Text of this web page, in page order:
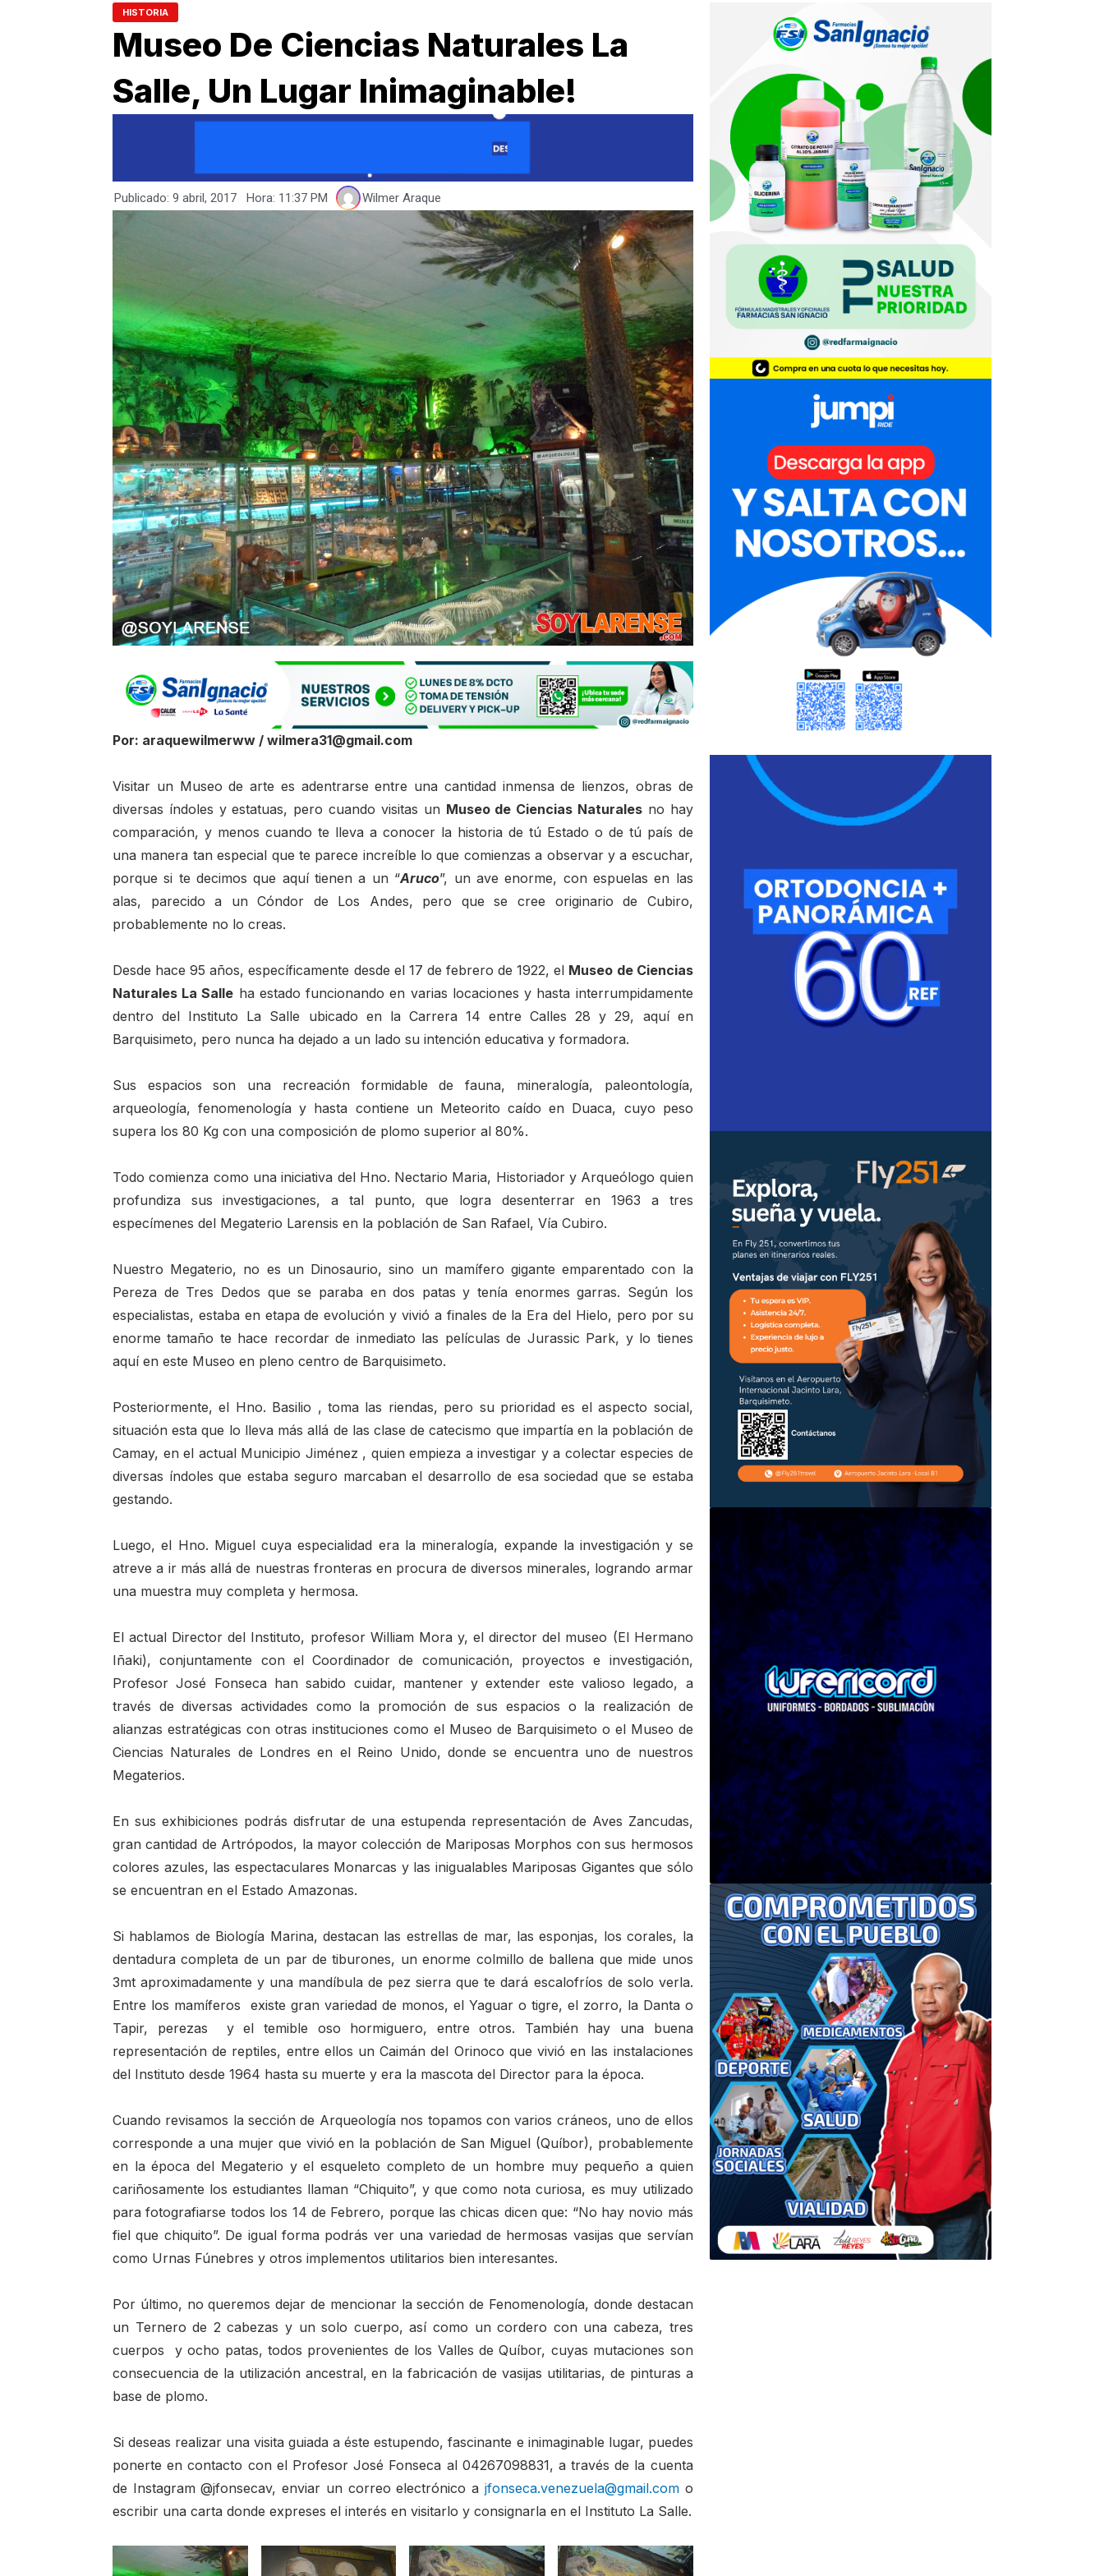
HISTORIA
Museo De Ciencias Naturales La
Salle, Un Lugar Inimaginable!
Publicado: 9 abril, 2017 Hora: 11:37 PM Wilmer Araque
Por: araquewilmerww / wilmera31@gmail.com
Visitar un Museo de arte es adentrarse entre una cantidad inmensa de lienzos, obras de
diversas índoles y estatuas, pero cuando visitas un Museo de Ciencias Naturales no hay
comparación, y menos cuando te lleva a conocer la historia de tú Estado o de tú país de
una manera tan especial que te parece increíble lo que comienzas a observar y a escuchar,
porque si te decimos que aquí tienen a un “Aruco”, un ave enorme, con espuelas en las
alas, parecido a un Cóndor de Los Andes, pero que se cree originario de Cubiro,
probablemente no lo creas.
Desde hace 95 años, específicamente desde el 17 de febrero de 1922, el Museo de Ciencias
Naturales La Salle ha estado funcionando en varias locaciones y hasta interrumpidamente
dentro del Instituto La Salle ubicado en la Carrera 14 entre Calles 28 y 29, aquí en
Barquisimeto, pero nunca ha dejado a un lado su intención educativa y formadora.
Sus espacios son una recreación formidable de fauna, mineralogía, paleontología,
arqueología, fenomenología y hasta contiene un Meteorito caído en Duaca, cuyo peso
supera los 80 Kg con una composición de plomo superior al 80%.
Todo comienza como una iniciativa del Hno. Nectario Maria, Historiador y Arqueólogo quien
profundiza sus investigaciones, a tal punto, que logra desenterrar en 1963 a tres
especímenes del Megaterio Larensis en la población de San Rafael, Vía Cubiro.
Nuestro Megaterio, no es un Dinosaurio, sino un mamífero gigante emparentado con la
Pereza de Tres Dedos que se paraba en dos patas y tenía enormes garras. Según los
especialistas, estaba en etapa de evolución y vivió a finales de la Era del Hielo, pero por su
enorme tamaño te hace recordar de inmediato las películas de Jurassic Park, y lo tienes
aquí en este Museo en pleno centro de Barquisimeto.
Posteriormente, el Hno. Basilio , toma las riendas, pero su prioridad es el aspecto social,
situación esta que lo lleva más allá de las clase de catecismo que impartía en la población de
Camay, en el actual Municipio Jiménez , quien empieza a investigar y a colectar especies de
diversas índoles que estaba seguro marcaban el desarrollo de esa sociedad que se estaba
gestando.
Luego, el Hno. Miguel cuya especialidad era la mineralogía, expande la investigación y se
atreve a ir más allá de nuestras fronteras en procura de diversos minerales, logrando armar
una muestra muy completa y hermosa.
El actual Director del Instituto, profesor William Mora y, el director del museo (El Hermano
Iñaki), conjuntamente con el Coordinador de comunicación, proyectos e investigación,
Profesor José Fonseca han sabido cuidar, mantener y extender este valioso legado, a
través de diversas actividades como la promoción de sus espacios o la realización de
alianzas estratégicas con otras instituciones como el Museo de Barquisimeto o el Museo de
Ciencias Naturales de Londres en el Reino Unido, donde se encuentra uno de nuestros
Megaterios.
En sus exhibiciones podrás disfrutar de una estupenda representación de Aves Zancudas,
gran cantidad de Artrópodos, la mayor colección de Mariposas Morphos con sus hermosos
colores azules, las espectaculares Monarcas y las inigualables Mariposas Gigantes que sólo
se encuentran en el Estado Amazonas.
Si hablamos de Biología Marina, destacan las estrellas de mar, las esponjas, los corales, la
dentadura completa de un par de tiburones, un enorme colmillo de ballena que mide unos
3mt aproximadamente y una mandíbula de pez sierra que te dará escalofríos de solo verla.
Entre los mamíferos existe gran variedad de monos, el Yaguar o tigre, el zorro, la Danta o
Tapir, perezas y el temible oso hormiguero, entre otros. También hay una buena
representación de reptiles, entre ellos un Caimán del Orinoco que vivió en las instalaciones
del Instituto desde 1964 hasta su muerte y era la mascota del Director para la época.
Cuando revisamos la sección de Arqueología nos topamos con varios cráneos, uno de ellos
corresponde a una mujer que vivió en la población de San Miguel (Quíbor), probablemente
en la época del Megaterio y el esqueleto completo de un hombre muy pequeño a quien
cariñosamente los estudiantes llaman “Chiquito”, y que como nota curiosa, es muy utilizado
para fotografiarse todos los 14 de Febrero, porque las chicas dicen que: “No hay novio más
fiel que chiquito”. De igual forma podrás ver una variedad de hermosas vasijas que servían
como Urnas Fúnebres y otros implementos utilitarios bien interesantes.
Por último, no queremos dejar de mencionar la sección de Fenomenología, donde destacan
un Ternero de 2 cabezas y un solo cuerpo, así como un cordero con una cabeza, tres
cuerpos y ocho patas, todos provenientes de los Valles de Quíbor, cuyas mutaciones son
consecuencia de la utilización ancestral, en la fabricación de vasijas utilitarias, de pinturas a
base de plomo.
Si deseas realizar una visita guiada a éste estupendo, fascinante e inimaginable lugar, puedes
ponerte en contacto con el Profesor José Fonseca al 04267098831, a través de la cuenta
de Instagram @jfonsecav, enviar un correo electrónico a jfonseca.venezuela@gmail.como
escribir una carta donde expreses el interés en visitarlo y consignarla en el Instituto La Salle.